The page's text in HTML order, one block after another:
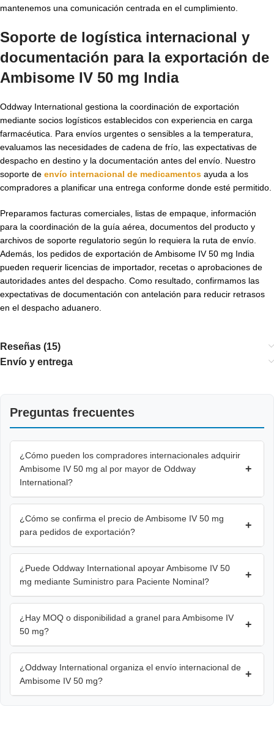
mantenemos una comunicación centrada en el cumplimiento.
Soporte de logística internacional y
documentación para la exportación de
Ambisome IV 50 mg India
Oddway International gestiona la coordinación de exportación
mediante socios logísticos establecidos con experiencia en carga
farmacéutica. Para envíos urgentes o sensibles a la temperatura,
evaluamos las necesidades de cadena de frío, las expectativas de
despacho en destino y la documentación antes del envío. Nuestro
soporte de envío internacional de medicamentos ayuda a los
compradores a planificar una entrega conforme donde esté permitido.
Preparamos facturas comerciales, listas de empaque, información
para la coordinación de la guía aérea, documentos del producto y
archivos de soporte regulatorio según lo requiera la ruta de envío.
Además, los pedidos de exportación de Ambisome IV 50 mg India
pueden requerir licencias de importador, recetas o aprobaciones de
autoridades antes del despacho. Como resultado, confirmamos las
expectativas de documentación con antelación para reducir retrasos
en el despacho aduanero.
Reseñas (15)
Envío y entrega
Preguntas frecuentes
¿Cómo pueden los compradores internacionales adquirir
Ambisome IV 50 mg al por mayor de Oddway
International?
+
¿Cómo se confirma el precio de Ambisome IV 50 mg
para pedidos de exportación?
+
¿Puede Oddway International apoyar Ambisome IV 50
mg mediante Suministro para Paciente Nominal?
+
¿Hay MOQ o disponibilidad a granel para Ambisome IV
50 mg?
+
¿Oddway International organiza el envío internacional de
Ambisome IV 50 mg?
+